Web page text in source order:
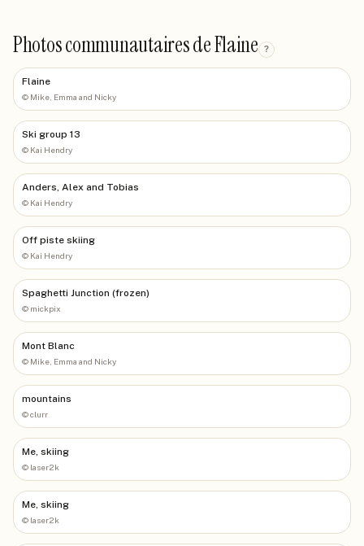
Photos communautaires de Flaine ?
Flaine
© Mike, Emma and Nicky
Ski group 13
© Kai Hendry
Anders, Alex and Tobias
© Kai Hendry
Off piste skiing
© Kai Hendry
Spaghetti Junction (frozen)
© mickpix
Mont Blanc
© Mike, Emma and Nicky
mountains
©clurr
Me, skiing
© laser2k
Me, skiing
© laser2k